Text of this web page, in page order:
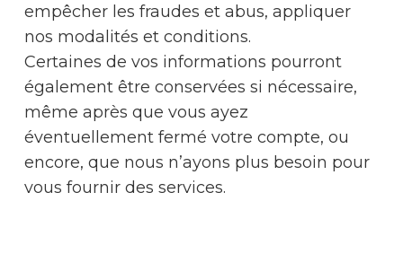
empêcher les fraudes et abus, appliquer
nos modalités et conditions.
Certaines de vos informations pourront
également être conservées si nécessaire,
même après que vous ayez
éventuellement fermé votre compte, ou
encore, que nous n’ayons plus besoin pour
vous fournir des services.